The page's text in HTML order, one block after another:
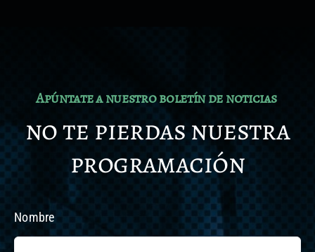
Apúntate a nuestro boletín de noticias
no te pierdas nuestra
programación
Nombre